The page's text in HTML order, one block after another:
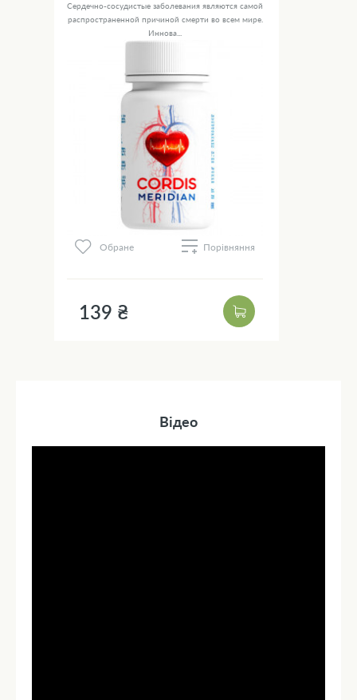
Сердечно-сосудистые заболевания являются самой
распространенной причиной смерти во всем мире.
Иннова...
Обране Порівняння
139 ₴
Відео